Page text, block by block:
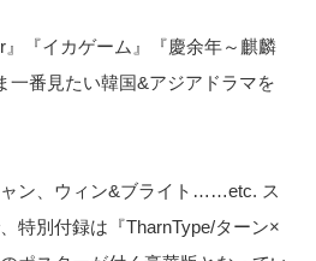
』『イカゲーム』『慶余年～麒麟
番見たい韓国&アジアドラマを
ン、ウィン&ブライト……etc. ス
特別付録は『TharnType/ターン×